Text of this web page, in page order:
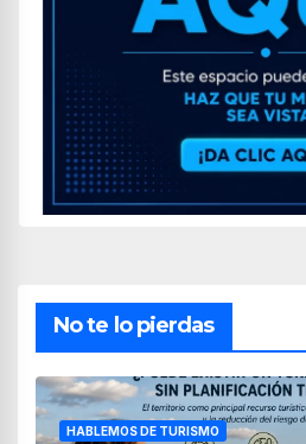
No te lo pierdas
HABLEMOS DE TURISMO